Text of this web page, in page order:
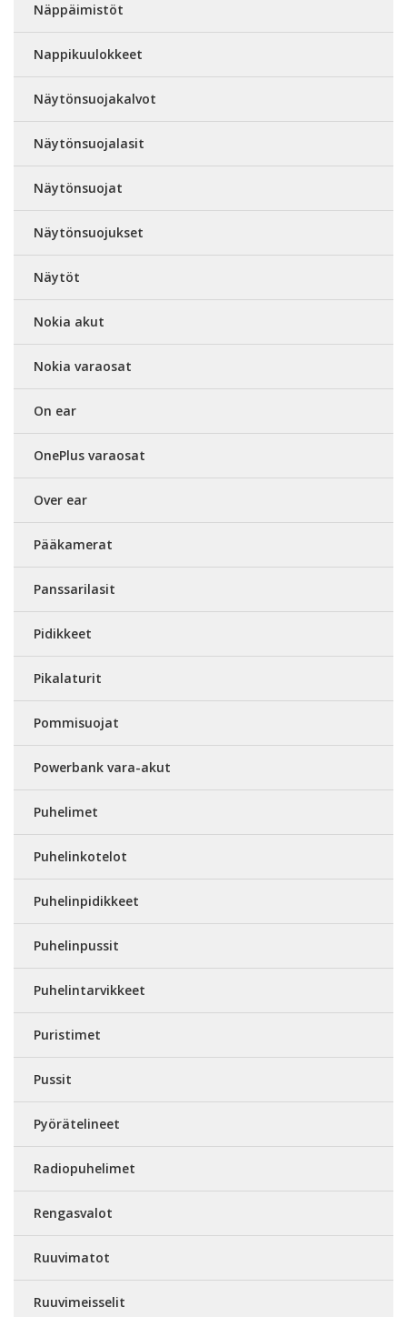
Näppäimistöt
Nappikuulokkeet
Näytönsuojakalvot
Näytönsuojalasit
Näytönsuojat
Näytönsuojukset
Näytöt
Nokia akut
Nokia varaosat
On ear
OnePlus varaosat
Over ear
Pääkamerat
Panssarilasit
Pidikkeet
Pikalaturit
Pommisuojat
Powerbank vara-akut
Puhelimet
Puhelinkotelot
Puhelinpidikkeet
Puhelinpussit
Puhelintarvikkeet
Puristimet
Pussit
Pyörätelineet
Radiopuhelimet
Rengasvalot
Ruuvimatot
Ruuvimeisselit